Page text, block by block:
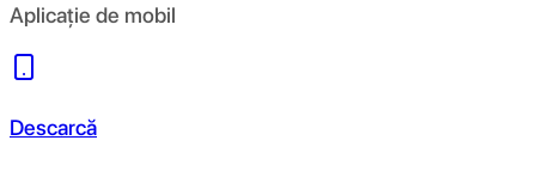
Aplicație de mobil
Descarcă